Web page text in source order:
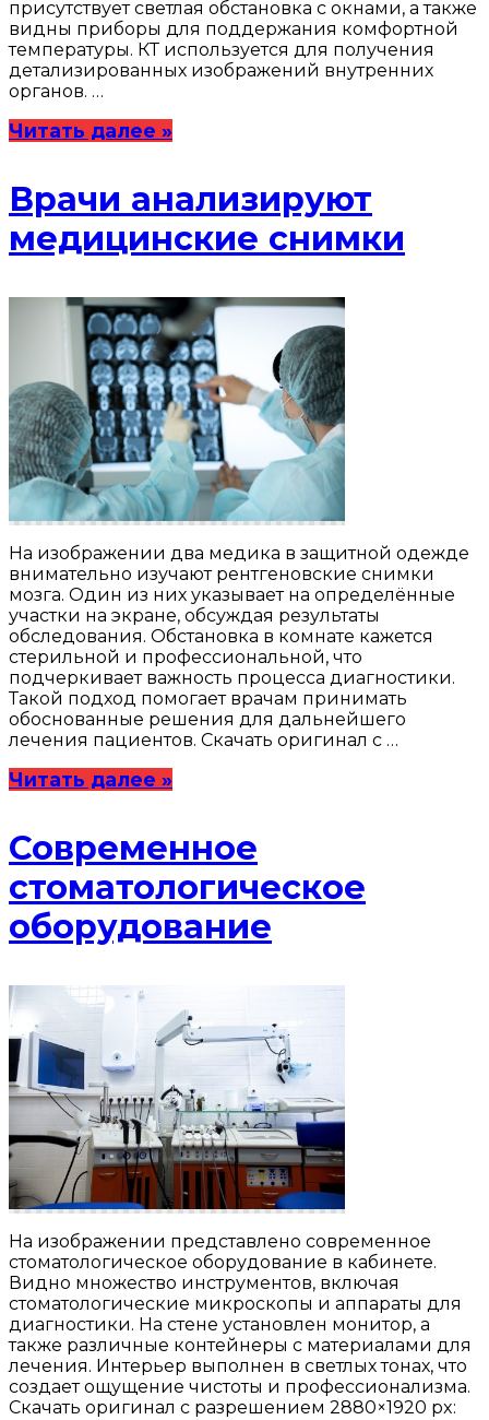
присутствует светлая обстановка с окнами, а также
видны приборы для поддержания комфортной
температуры. КТ используется для получения
детализированных изображений внутренних
органов. …
Читать далее »
Врачи анализируют
медицинские снимки
На изображении два медика в защитной одежде
внимательно изучают рентгеновские снимки
мозга. Один из них указывает на определённые
участки на экране, обсуждая результаты
обследования. Обстановка в комнате кажется
стерильной и профессиональной, что
подчеркивает важность процесса диагностики.
Такой подход помогает врачам принимать
обоснованные решения для дальнейшего
лечения пациентов. Скачать оригинал с …
Читать далее »
Современное
стоматологическое
оборудование
На изображении представлено современное
стоматологическое оборудование в кабинете.
Видно множество инструментов, включая
стоматологические микроскопы и аппараты для
диагностики. На стене установлен монитор, а
также различные контейнеры с материалами для
лечения. Интерьер выполнен в светлых тонах, что
создает ощущение чистоты и профессионализма.
Скачать оригинал с разрешением 2880×1920 px: